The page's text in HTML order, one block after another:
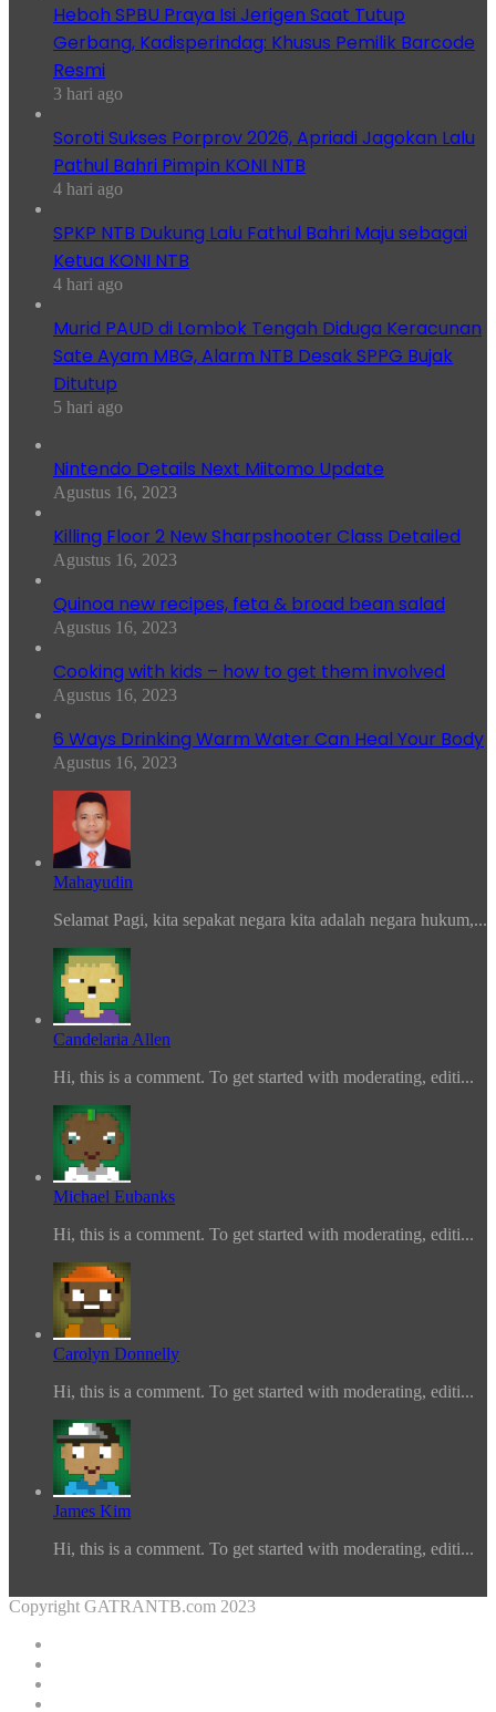
Heboh SPBU Praya Isi Jerigen Saat Tutup
Gerbang, Kadisperindag: Khusus Pemilik Barcode
Resmi
3 hari ago
Soroti Sukses Porprov 2026, Apriadi Jagokan Lalu
Pathul Bahri Pimpin KONI NTB
4 hari ago
SPKP NTB Dukung Lalu Fathul Bahri Maju sebagai
Ketua KONI NTB
4 hari ago
Murid PAUD di Lombok Tengah Diduga Keracunan
Sate Ayam MBG, Alarm NTB Desak SPPG Bujak
Ditutup
5 hari ago
Nintendo Details Next Miitomo Update
Agustus 16, 2023
Killing Floor 2 New Sharpshooter Class Detailed
Agustus 16, 2023
Quinoa new recipes, feta & broad bean salad
Agustus 16, 2023
Cooking with kids – how to get them involved
Agustus 16, 2023
6 Ways Drinking Warm Water Can Heal Your Body
Agustus 16, 2023
Mahayudin
Selamat Pagi, kita sepakat negara kita adalah negara hukum,...
Candelaria Allen
Hi, this is a comment. To get started with moderating, editi...
Michael Eubanks
Hi, this is a comment. To get started with moderating, editi...
Carolyn Donnelly
Hi, this is a comment. To get started with moderating, editi...
James Kim
Hi, this is a comment. To get started with moderating, editi...
Copyright GATRANTB.com 2023